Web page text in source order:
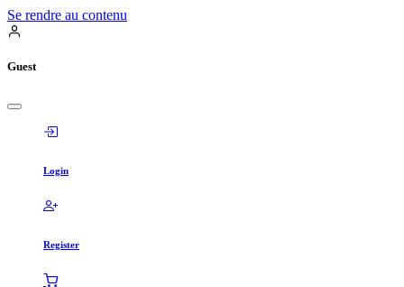
Se rendre au contenu
Guest
Login
Register